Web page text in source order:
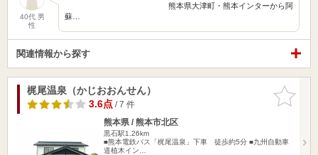
40代 男
性
熊本県大津町・熊本インターから阿
蘇…
関連情報から探す
お気に入
りに追加
梶尾温泉（かじおおんせん）
3.6点/ 7 件
熊本県 / 熊本市北区
黒石駅1.26km
■熊本電鉄バス「梶尾温泉」下車 徒歩約5分 ■九州自動車
道植木イン…